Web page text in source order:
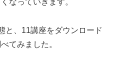
と、11講座をダウンロード
てみました。